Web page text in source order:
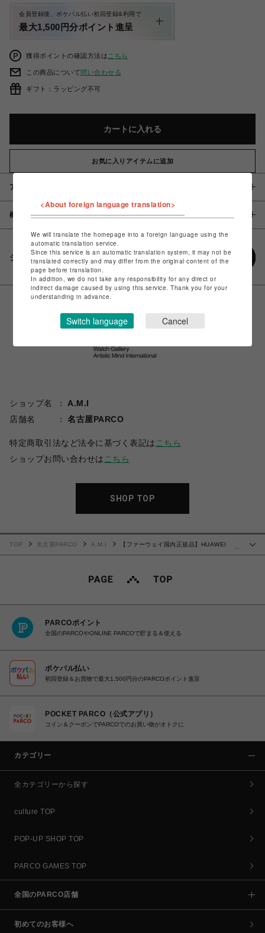
会員登録後、ポケパル払い初回登録&利用で
最大1,500円分ポイント進呈
獲得ポイントの確認方法は こちら
この商品について問い合わせる
ギフト：ラッピング不可
カートに入れる
お気に入りアイテムに追加
アイテム説明 / 素材
概要
シェアする
ショップ名
A.M.I
店舗名
名古屋PARCO
特定商取引法など法令に基づく表記は こちら
ショップお問い合わせは こちら
SHOP TOP
…
TOP 名古屋PARCO A.M.I
【ファーウェイ国内正規品】HUAWEI
PARCOポイント
全国のPARCOやONLINE PARCOで貯まる＆使える
ポケパル払い
初回登録＆お買物で最大1,500円分のPARCOポイント進呈
POCKET PARCO（公式アプリ）
コイン＆クーポンでPARCOでのお買い物がオトクに
カテゴリー
全カテゴリーから探す
culture TOP
POP-UP SHOP TOP
PARCO GAMES TOP
全国のPARCO店舗
初めてのお客様へ
<About foreign language translation>
We will translate the homepage into a foreign language using the
automatic translation service.
Since this service is an automatic translation system, it may not be
translated correctly and may differ from the original content of the
page before translation.
In addition, we do not take any responsibility for any direct or
indirect damage caused by using this service. Thank you for your
understanding in advance.
Switch language Cancel